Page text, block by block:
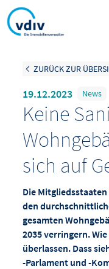
ZURÜCK ZUR
19.12.2023 News
Keine
sich auf
Die
den
gesamten
2035 verringern.
überlassen. Dass
-Parlament und -